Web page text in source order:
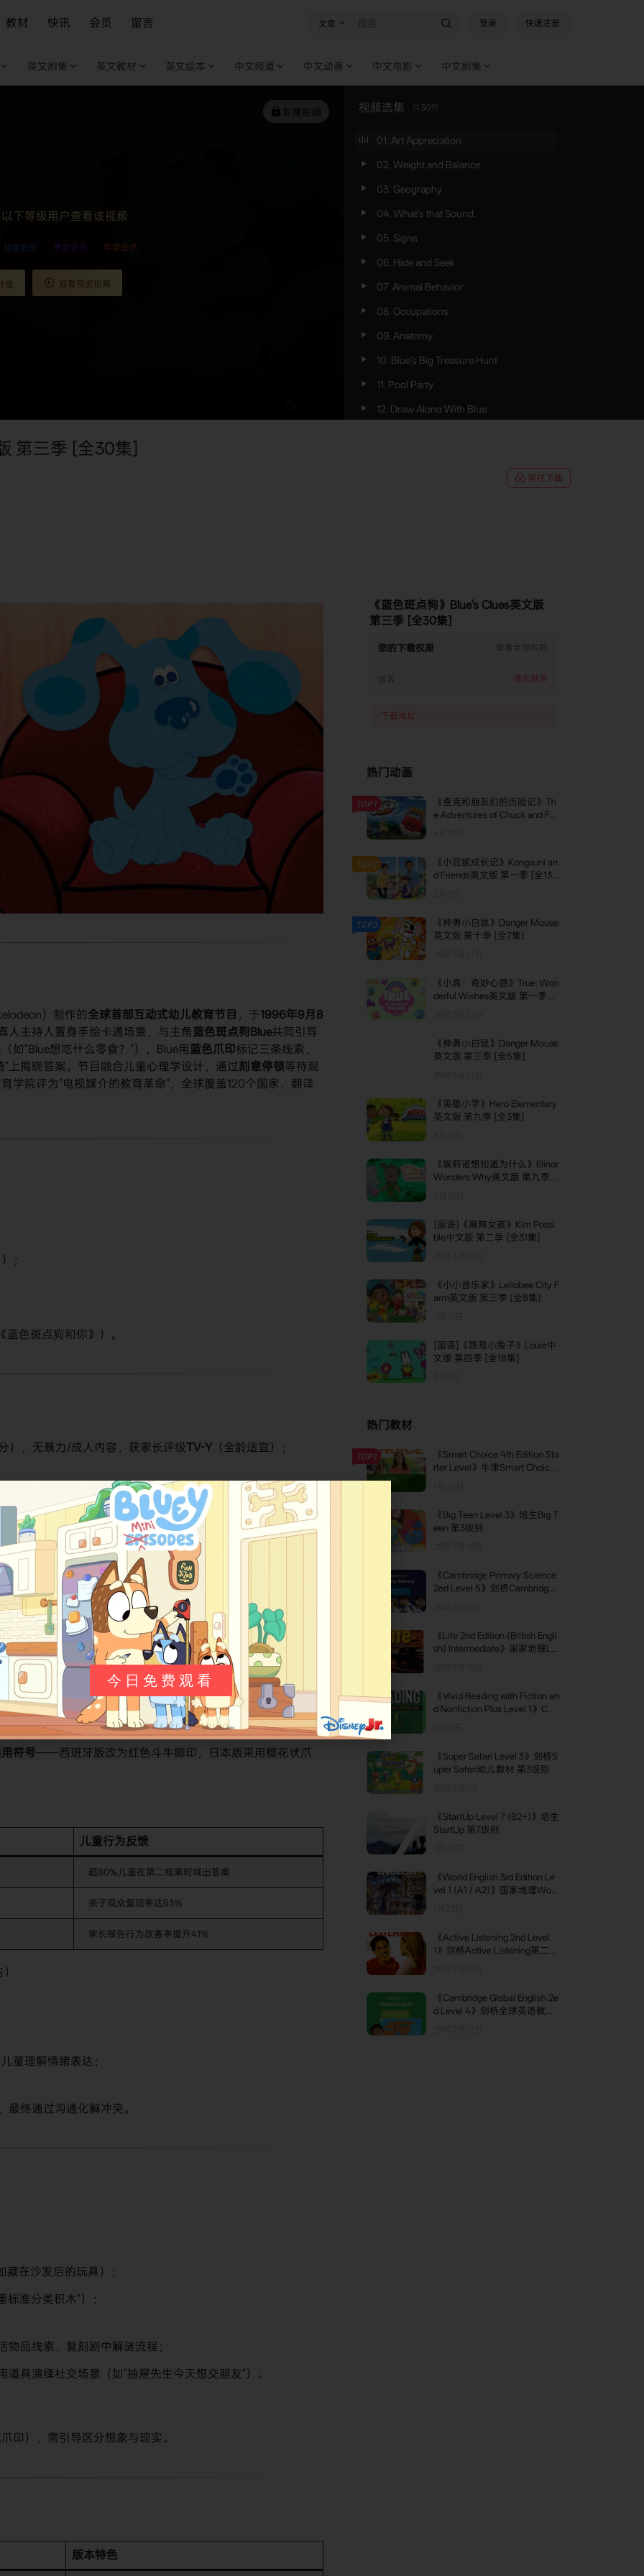
教材 快讯 会员 留言 文章 登录 快速注册
英文剧集 英文教材 英文绘本 中文频道 中文动画 中文电影 中文剧集
专属视频
下等级用户查看该视频
月度会员 季度会员 年度会员
级 观看预览视频
视频选集 共 30 节
01. Art Appreciation
02. Weight and Balance
03. Geography
04. What's that Sound.
05. Signs
06. Hide and Seek
07. Animal Behavior
08. Occupations
09. Anatomy
10. Blue's Big Treasure Hunt
11. Pool Party
12. Draw Along With Blue
20. Prehistoric Blue
21. Blue's Big Mystery
22. Words
23. Periwinkle Misses His Friend
Opposites)
28. Blue's Big Costume Party
29. Thankful
30. Blue's Big Holiday
第三季 [全30集]
前往下载
）制作的​​全球首部互动式幼儿教育节目​ ​，于​​1996年9月8
主持人置身手绘卡通场景，与主角​​蓝色斑点狗Blue​​共同引导
如"Blue想吃什么零食？"），Blue用​​蓝色爪印​​标记三条线索，
上揭晓答案。节目融合儿童心理学设计，通过​​刻意停顿​​等待观
学院评为"电视媒介的教育革命"，全球覆盖120个国家，翻译
；
色斑点狗和你》）。
），无暴力/成人内容，获家长评级​​TV-Y​​（全龄适宜）；
媒体创新奖"；
​（2024年数据）。
观众，模拟真实对话节奏（对比《朵拉》仅1秒等待），促使儿
符号​​——西班牙版改为红色斗牛脚印，日本版采用樱花状爪
​儿童行为反馈​
超80%儿童在第二线索时喊出答案
亲子观众复现率达63%
家长报告行为改善率提升41%
童理解情绪表达；
终通过沟通化解冲突。
在沙发后的玩具）；
准分类积木"）；
物品线索，复刻剧中解谜流程；
道具演绎社交场景（如"抽屉先生今天想交朋友"）。
印），需引导区分想象与现实。
​版本特色​
《蓝色斑点狗》Blue's Clues英文版
第三季 [全30集]
您的下载权限 查看全部权限
游客 请先登录
下载地址
热门动画
TOP1
《查克和朋友们的历险记》Th
e Adventures of Chuck and Fri
TOP2
《小豆妮成长记》Kongsuni an
d Friends英文版 第一季 [全13
TOP3
《神勇小白鼠》Danger Mouse
英文版 第十季 [全7集]
《小真：奇妙心愿》True: Won
derful Wishes英文版 第一季
《神勇小白鼠》Danger Mouse
英文版 第三季 [全5集]
《英雄小学》Hero Elementary
英文版 第九季 [全3集]
《埃莉诺想知道为什么》Elinor
Wonders Why英文版 第九季
[国语]《麻辣女孩》Kim Possi
ble中文版 第二季 [全31集]
《小小音乐家》Lellobee City F
arm英文版 第三季 [全8集]
[国语]《路易小兔子》Louie中
文版 第四季 [全18集]
热门教材
TOP1
《Smart Choice 4th Edition Sta
rter Level》牛津Smart Choice
《Big Teen Level 3》培生Big T
een 第3级别
《Cambridge Primary Science
2ed Level 5》剑桥Cambridge
《Life 2nd Edition (British Engli
sh) Intermediate》国家地理Lif
《Vivid Reading with Fiction an
d Nonfiction Plus Level 1》Co
《Super Safari Level 3》剑桥S
uper Safari幼儿教材 第3级别
《StartUp Level 7 (B2+)》培生
StartUp 第7级别
《World English 3rd Edition Le
vel 1 (A1 / A2)》国家地理Worl
《Active Listening 2nd Level
1》剑桥Active Listening第二版
《Cambridge Global English 2e
d Level 4》剑桥全球英语教材
今日免费观看